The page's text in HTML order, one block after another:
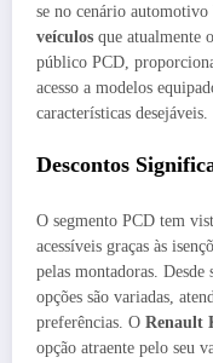
se no cenário
veículos que atualmente
público PCD,
acesso a modelos
características desejáveis.
Descontos
O segmento PCD tem
acessíveis graças às
pelas montadoras. Desde
opções são variadas,
preferências. O Renault
opção atraente pelo seu